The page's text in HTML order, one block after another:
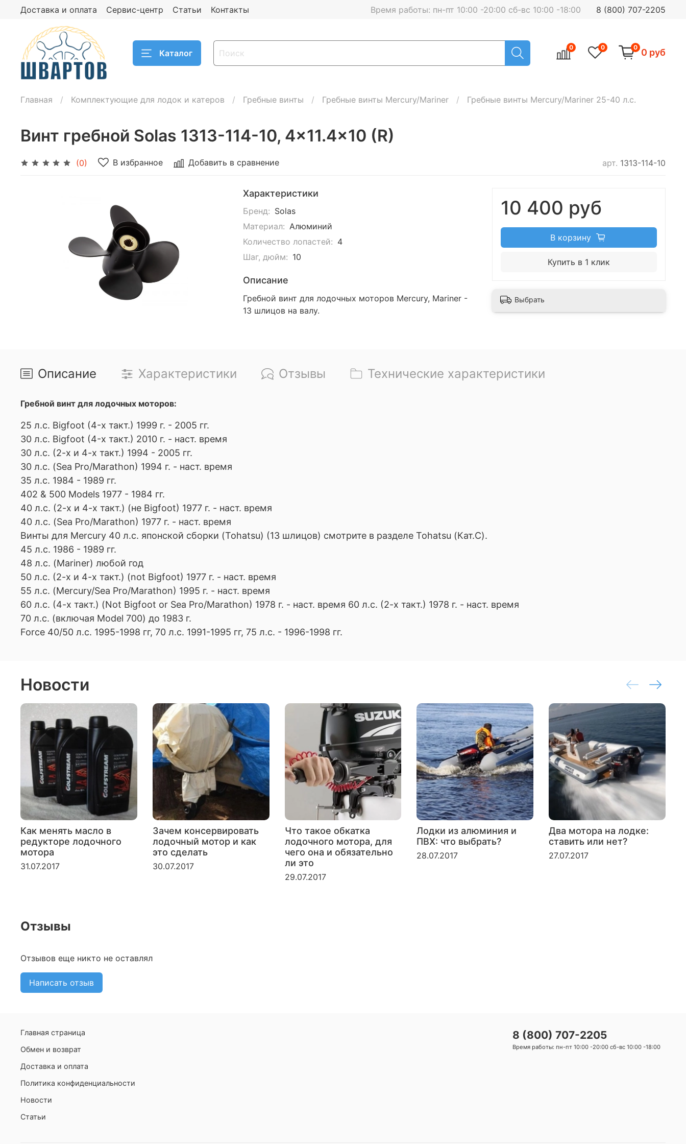
Доставка и оплата Сервис-центр Статьи Контакты Время работы: пн-пт 10:00 -20:00 сб-вс 10:00 -18:00 8 (800) 707-2205
Каталог
0 0 0 0 руб
Главная Комплектующие для лодок и катеров Гребные винты Гребные винты Mercury/Mariner Гребные винты Mercury/Mariner 25-40 л.с.
Винт гребной Solas 1313-114-10, 4x11.4x10 (R)
(0) В избранное Добавить в сравнение арт. 1313-114-10
Характеристики
Бренд: Solas
Материал: Алюминий
Количество лопастей: 4
Шаг, дюйм: 10
Описание
Гребной винт для лодочных моторов Mercury, Mariner -
13 шлицов на валу.
10 400 руб
В корзину
Купить в 1 клик
Выбрать
Описание Характеристики Отзывы Технические характеристики
Гребной винт для лодочных моторов:
25 л.с. Bigfoot (4-х такт.) 1999 г. - 2005 гг.
30 л.с. Bigfoot (4-х такт.) 2010 г. - наст. время
30 л.с. (2-х и 4-х такт.) 1994 - 2005 гг.
30 л.с. (Sea Pro/Marathon) 1994 г. - наст. время
35 л.с. 1984 - 1989 гг.
402 & 500 Models 1977 - 1984 гг.
40 л.с. (2-х и 4-х такт.) (не Bigfoot) 1977 г. - наст. время
40 л.с. (Sea Pro/Marathon) 1977 г. - наст. время
Винты для Mercury 40 л.с. японской сборки (Tohatsu) (13 шлицов) смотрите в разделе Tohatsu (Кат.С).
45 л.с. 1986 - 1989 гг.
48 л.с. (Mariner) любой год
50 л.с. (2-х и 4-х такт.) (not Bigfoot) 1977 г. - наст. время
55 л.с. (Mercury/Sea Pro/Marathon) 1995 г. - наст. время
60 л.с. (4-х такт.) (Not Bigfoot or Sea Pro/Marathon) 1978 г. - наст. время 60 л.с. (2-х такт.) 1978 г. - наст. время
70 л.с. (включая Model 700) до 1983 г.
Force 40/50 л.с. 1995-1998 гг, 70 л.с. 1991-1995 гг, 75 л.с. - 1996-1998 гг.
Новости
Как менять масло в
редукторе лодочного
мотора
31.07.2017
Зачем консервировать
лодочный мотор и как
это сделать
30.07.2017
Что такое обкатка
лодочного мотора, для
чего она и обязательно
ли это
29.07.2017
Лодки из алюминия и
ПВХ: что выбрать?
28.07.2017
Два мотора на лодке:
ставить или нет?
27.07.2017
Отзывы
Отзывов еще никто не оставлял
Написать отзыв
Главная страница
Обмен и возврат
Доставка и оплата
Политика конфиденциальности
Новости
Статьи
8 (800) 707-2205
Время работы: пн-пт 10:00 -20:00 сб-вс 10:00 -18:00